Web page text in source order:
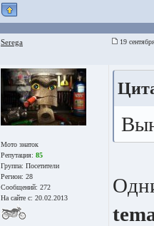
Seregа 19
Мото знаток
Репутация: 85
Группа: Посетители
Регион: 28
Сообщений: 272
На сайте с: 20.02.2013